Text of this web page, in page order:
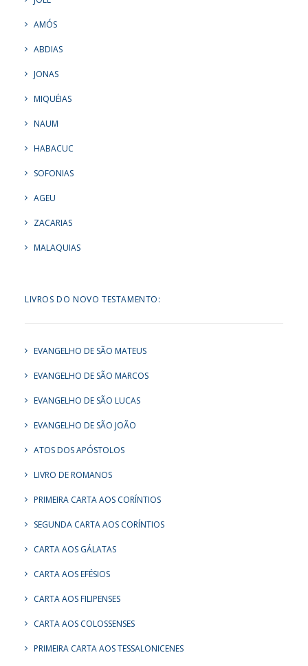
AMÓS
ABDIAS
JONAS
MIQUÉIAS
NAUM
HABACUC
SOFONIAS
AGEU
ZACARIAS
MALAQUIAS
LIVROS DO NOVO TESTAMENTO:
EVANGELHO DE SÃO MATEUS
EVANGELHO DE SÃO MARCOS
EVANGELHO DE SÃO LUCAS
EVANGELHO DE SÃO JOÃO
ATOS DOS APÓSTOLOS
LIVRO DE ROMANOS
PRIMEIRA CARTA AOS CORÍNTIOS
SEGUNDA CARTA AOS CORÍNTIOS
CARTA AOS GÁLATAS
CARTA AOS EFÉSIOS
CARTA AOS FILIPENSES
CARTA AOS COLOSSENSES
PRIMEIRA CARTA AOS TESSALONICENES